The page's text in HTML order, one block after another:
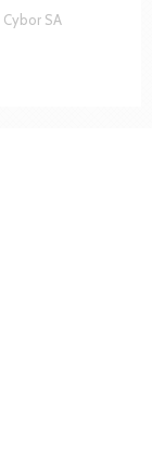
Cybor SA